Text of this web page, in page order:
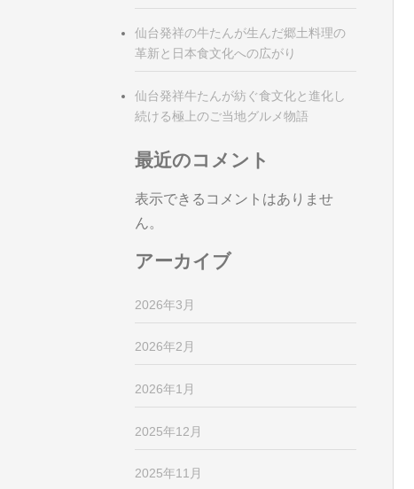
仙台発祥の牛たんが生んだ郷土料理の
革新と日本食文化への広がり
仙台発祥牛たんが紡ぐ食文化と進化し
続ける極上のご当地グルメ物語
最近のコメント
表示できるコメントはありませ
ん。
アーカイブ
2026年3月
2026年2月
2026年1月
2025年12月
2025年11月